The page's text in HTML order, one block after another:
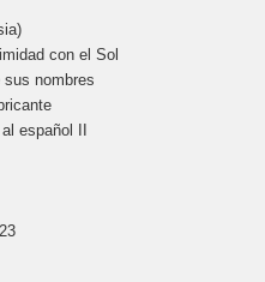
con el Sol
nombres
español II